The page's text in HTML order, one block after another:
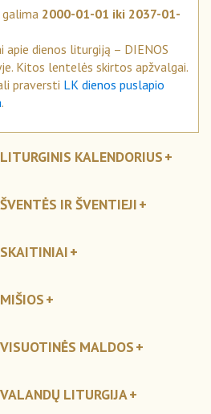
2000-01-01 iki 2037-01-
apie dienos liturgiją – DIENOS
Kitos lentelės skirtos apžvalgai.
praversti LK dienos puslapio
.
LITURGINIS KALENDORIUS
ŠVENTĖS IR ŠVENTIEJI
SKAITINIAI
MIŠIOS
VISUOTINĖS MALDOS
VALANDŲ LITURGIJA